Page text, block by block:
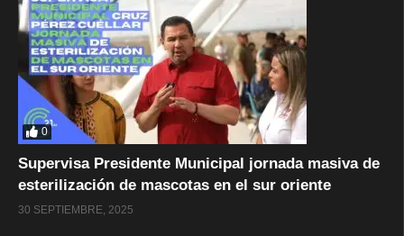
0
Supervisa Presidente Municipal jornada masiva de
esterilización de mascotas en el sur oriente
30 SEPTIEMBRE, 2025